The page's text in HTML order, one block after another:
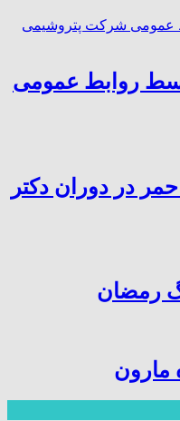
روابط عمومی
در دوران دکتر
رمضان
مارون